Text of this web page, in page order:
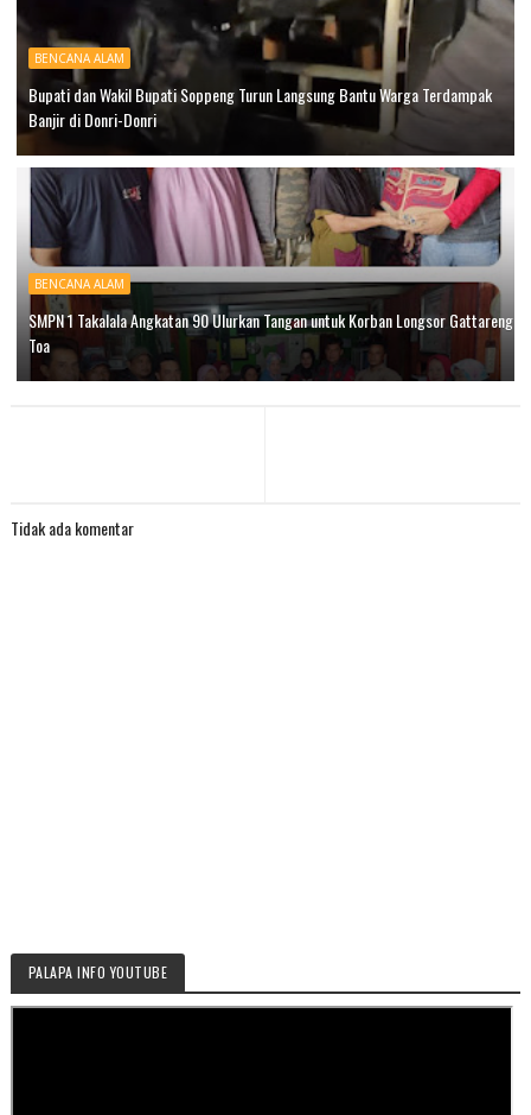
BENCANA ALAM
Bupati dan Wakil Bupati Soppeng Turun Langsung Bantu Warga Terdampak
Banjir di Donri-Donri
BENCANA ALAM
SMPN 1 Takalala Angkatan 90 Ulurkan Tangan untuk Korban Longsor Gattareng
Toa
Tidak ada komentar
PALAPA INFO YOUTUBE